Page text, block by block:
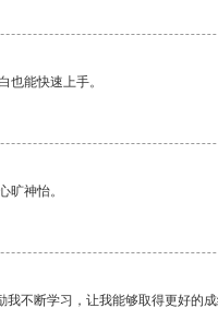
也能快速上手。
旷神怡。
不断学习，让我能够取得更好的